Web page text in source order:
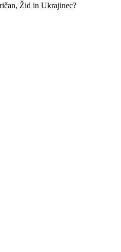
Žid in Ukrajinec?